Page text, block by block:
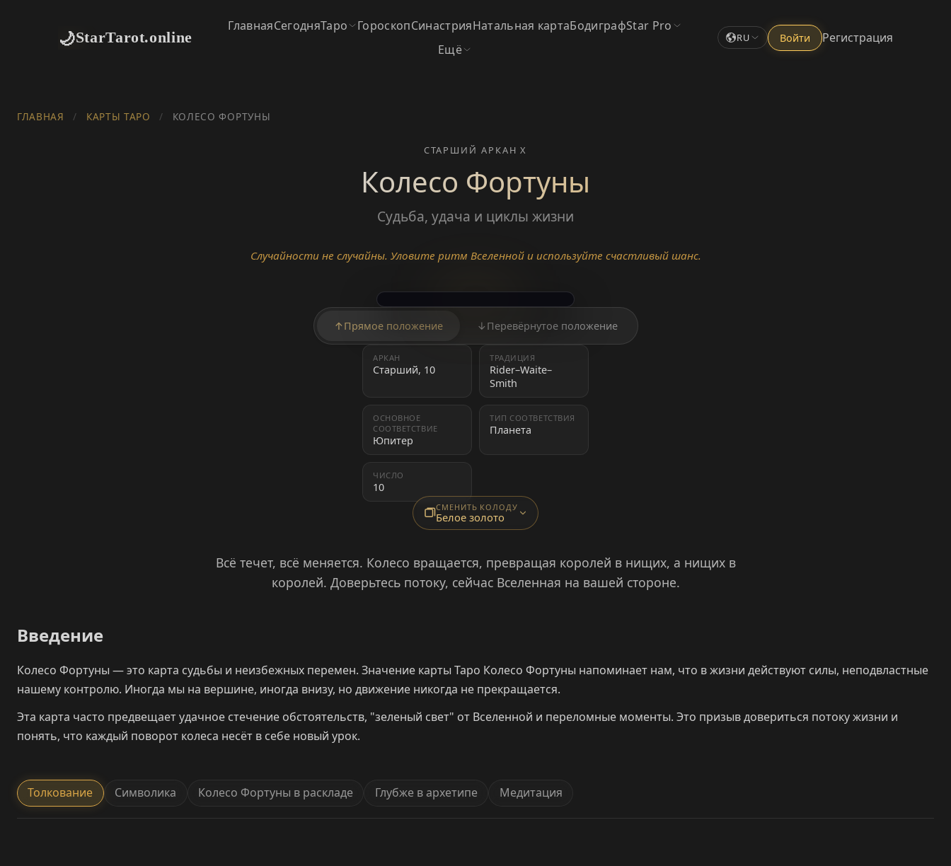
🌙StarTarot.online
ГлавнаяСегодняТаро ГороскопСинастрияНатальная картаБодиграфStar Pro
Ещё
RU Войти Регистрация
ГЛАВНАЯ / КАРТЫ ТАРО / КОЛЕСО ФОРТУНЫ
СТАРШИЙ АРКАН X
Колесо Фортуны
Судьба, удача и циклы жизни
Случайности не случайны. Уловите ритм Вселенной и используйте счастливый шанс.
↑ Прямое положение ↓ Перевёрнутое положение
АРКАН
Старший, 10
ТРАДИЦИЯ
Rider–Waite–
Smith
ОСНОВНОЕ
СООТВЕТСТВИЕ
Юпитер
ТИП СООТВЕТСТВИЯ
Планета
ЧИСЛО
10
СМЕНИТЬ КОЛОДУ
Белое золото
Всё течет, всё меняется. Колесо вращается, превращая королей в нищих, а нищих в
королей. Доверьтесь потоку, сейчас Вселенная на вашей стороне.
Введение
Колесо Фортуны — это карта судьбы и неизбежных перемен. Значение карты Таро Колесо Фортуны напоминает нам, что в жизни действуют силы, неподвластные
нашему контролю. Иногда мы на вершине, иногда внизу, но движение никогда не прекращается.
Эта карта часто предвещает удачное стечение обстоятельств, "зеленый свет" от Вселенной и переломные моменты. Это призыв довериться потоку жизни и
понять, что каждый поворот колеса несёт в себе новый урок.
Толкование Символика Колесо Фортуны в раскладе Глубже в архетипе Медитация